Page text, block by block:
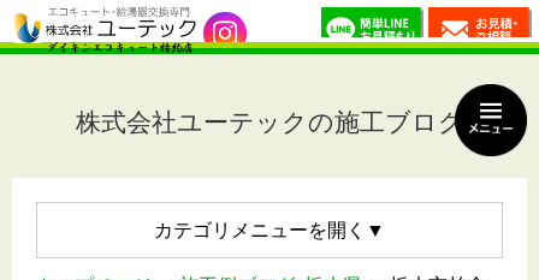
株式会社ユーテックの施工ブログ
カテゴリメニュー